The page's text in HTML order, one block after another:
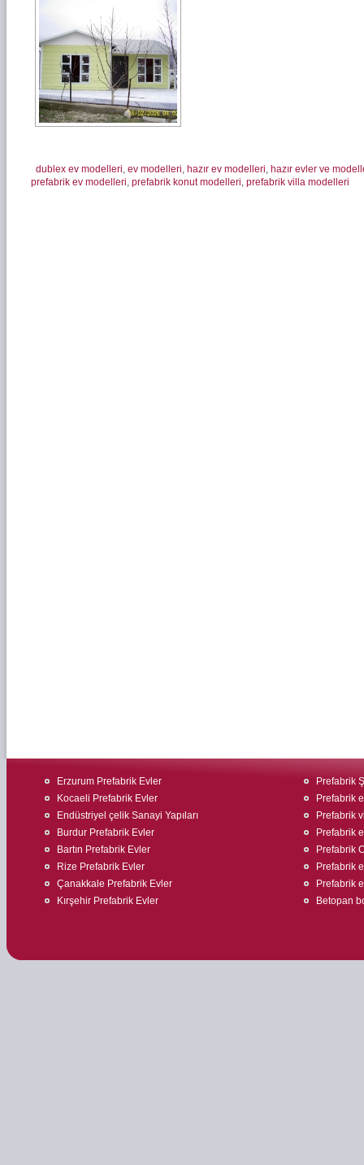
dublex ev modelleri, ev modelleri, hazır ev modelleri, hazır evler ve
prefabrik ev modelleri, prefabrik konut modelleri, prefabrik villa modelleri
Erzurum Prefabrik Evler
Kocaeli Prefabrik Evler
Endüstriyel çelik Sanayi Yapıları
Burdur Prefabrik Evler
Bartın Prefabrik Evler
Rize Prefabrik Evler
Çanakkale Prefabrik Evler
Kırşehir Prefabrik Evler
Prefabrik
Prefabrik
Prefabrik
Prefabrik
Prefabrik
Prefabrik
Prefabrik
Betopan